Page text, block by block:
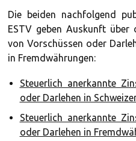
Die beiden nachfolgend
ESTV geben Auskunft über
von Vorschüssen oder
in Fremdwährungen:
Steuerlich anerkannte
oder Darlehen in
Steuerlich anerkannte
oder Darlehen in